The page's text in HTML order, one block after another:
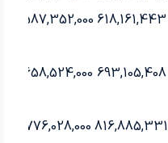
618,161,443
587,352,000
693,105,408
658,524,000
816,885,331
776,028,000